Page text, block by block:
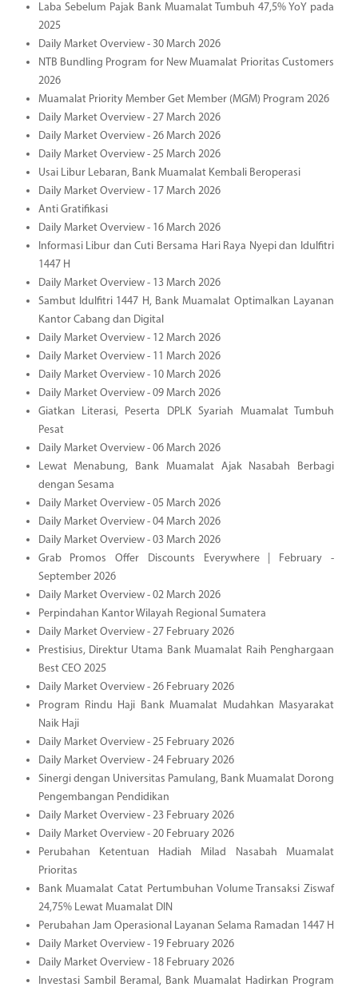
Laba Sebelum Pajak Bank Muamalat Tumbuh 47,5% YoY pada
2025
Daily Market Overview - 30 March 2026
NTB Bundling Program for New Muamalat Prioritas Customers
2026
Muamalat Priority Member Get Member (MGM) Program 2026
Daily Market Overview - 27 March 2026
Daily Market Overview - 26 March 2026
Daily Market Overview - 25 March 2026
Usai Libur Lebaran, Bank Muamalat Kembali Beroperasi
Daily Market Overview - 17 March 2026
Anti Gratifikasi
Daily Market Overview - 16 March 2026
Informasi Libur dan Cuti Bersama Hari Raya Nyepi dan Idulfitri
1447 H
Daily Market Overview - 13 March 2026
Sambut Idulfitri 1447 H, Bank Muamalat Optimalkan Layanan
Kantor Cabang dan Digital
Daily Market Overview - 12 March 2026
Daily Market Overview - 11 March 2026
Daily Market Overview - 10 March 2026
Daily Market Overview - 09 March 2026
Giatkan Literasi, Peserta DPLK Syariah Muamalat Tumbuh
Pesat
Daily Market Overview - 06 March 2026
Lewat Menabung, Bank Muamalat Ajak Nasabah Berbagi
dengan Sesama
Daily Market Overview - 05 March 2026
Daily Market Overview - 04 March 2026
Daily Market Overview - 03 March 2026
Grab Promos Offer Discounts Everywhere | February -
September 2026
Daily Market Overview - 02 March 2026
Perpindahan Kantor Wilayah Regional Sumatera
Daily Market Overview - 27 February 2026
Prestisius, Direktur Utama Bank Muamalat Raih Penghargaan
Best CEO 2025
Daily Market Overview - 26 February 2026
Program Rindu Haji Bank Muamalat Mudahkan Masyarakat
Naik Haji
Daily Market Overview - 25 February 2026
Daily Market Overview - 24 February 2026
Sinergi dengan Universitas Pamulang, Bank Muamalat Dorong
Pengembangan Pendidikan
Daily Market Overview - 23 February 2026
Daily Market Overview - 20 February 2026
Perubahan Ketentuan Hadiah Milad Nasabah Muamalat
Prioritas
Bank Muamalat Catat Pertumbuhan Volume Transaksi Ziswaf
24,75% Lewat Muamalat DIN
Perubahan Jam Operasional Layanan Selama Ramadan 1447 H
Daily Market Overview - 19 February 2026
Daily Market Overview - 18 February 2026
Investasi Sambil Beramal, Bank Muamalat Hadirkan Program